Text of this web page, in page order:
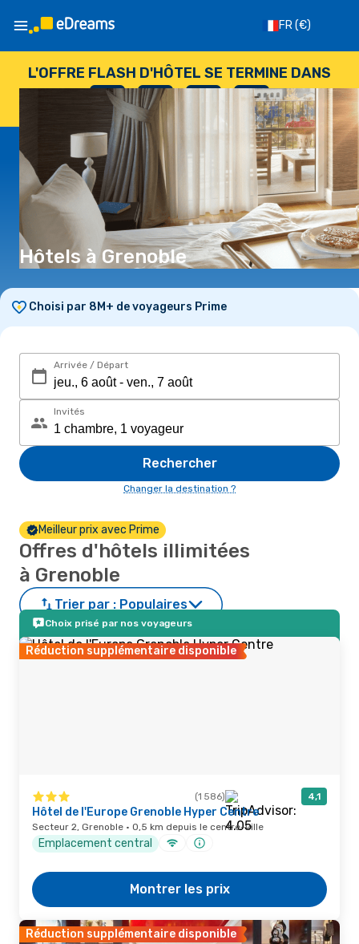
FR(€)
L'OFFRE FLASH D'HÔTEL SE TERMINE DANS
--
JOURS
: --
HEURES
: --
SECONDES
Hôtels à Grenoble
Choisi par 8M+ de voyageurs Prime
Arrivée / Départ
Invités
Rechercher
Changer la destination ?
Meilleur prix avec Prime
Offres d'hôtels illimitées
à Grenoble
Trier par : Populaires
Choix prisé par nos voyageurs
Réduction supplémentaire disponible
(1 586) 4,1
Hôtel de l'Europe Grenoble Hyper Centre
Secteur 2, Grenoble · 0,5 km depuis le centre-ville
Emplacement central
Montrer les prix
Réduction supplémentaire disponible